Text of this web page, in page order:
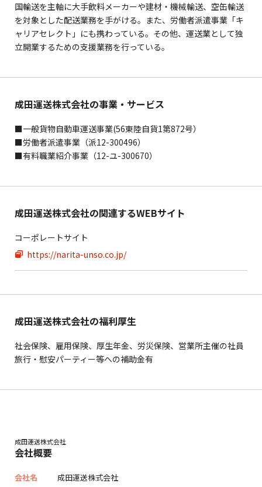
国輸送を主軸に大手飲料メーカーや建材・機械輸送、空缶輸送
を対象とした配送業務を手がける。また、労働者派遣事業「キ
ャリアセレクト」にも携わっている。その他、運送業として独
立開業するための支援業務を行っている。
成田運送株式会社の事業・サービス
■一般貨物自動車運送事業(56東陸自貨1第872号）
■労働者派遣事業（派12-300496）
■有料職業紹介事業（12-ユ-300670）
成田運送株式会社の関連するWEBサイト
コーポレートサイト
https://narita-unso.co.jp/
成田運送株式会社の福利厚生
社会保険、雇用保険、厚生年金、労災保険、営業所主催の社員
旅行・慰安パーティー等への補助金有
成田運送株式会社
会社概要
会社名
成田運送株式会社